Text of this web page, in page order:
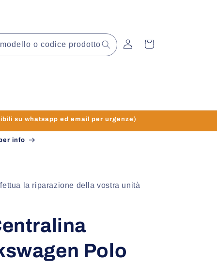
o codice prodotto Accedi Carrello
su whatsapp ed email per urgenze)
info
la riparazione della vostra unità
Polo